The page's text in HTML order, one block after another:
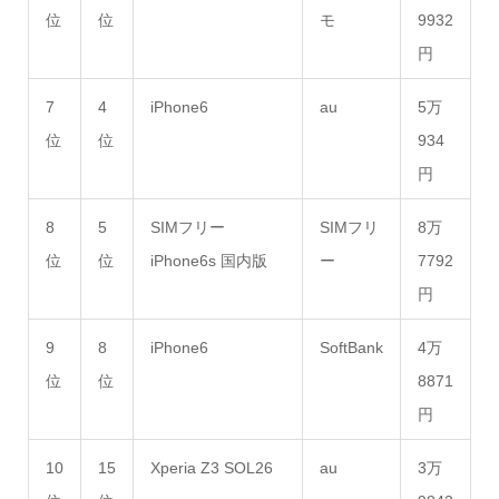
位 位 モ
9932
円
7
位
4
位
iPhone6 au
5万
934
円
8
位
5
位
SIMフリー
iPhone6s 国内版
SIMフリ
ー
8万
7792
円
9
位
8
位
iPhone6 SoftBank
4万
8871
円
10
15
Xperia Z3 SOL26 au
3万